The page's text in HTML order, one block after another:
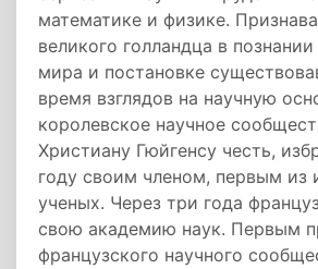
математике и физике.
великого голландца в
мира и постановке
время взглядов на научную
королевское научное
Христиану Гюйгенсу честь,
году своим членом, первым из
ученых. Через три года
свою академию наук. Первым
французского научного